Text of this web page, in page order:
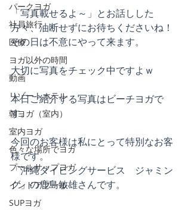
パークヨガ
社員旅行
医療
ヨガ以外の時間
動画
リゾートホテル
朝ヨガ（室内）
室内ヨガ
色々な場所でヨガ
プールサップヨガ
インドアプール
SUPヨガ
「写真載せるよ～」とお話しした
方々、油断せずにお待ちくださいね！
その日は不意にやって来ます。
大切に写真をチェック中ですよｗ
本日ご紹介する写真はビーチヨガで
す。
今回のお客様は私にとって特別なお客
様です。
「沖縄ダイビングサービス　ジャミン
グ」の鹿島敏雄さんです。